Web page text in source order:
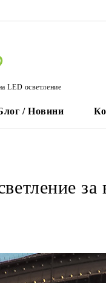
LED осветление
/ Новини
за